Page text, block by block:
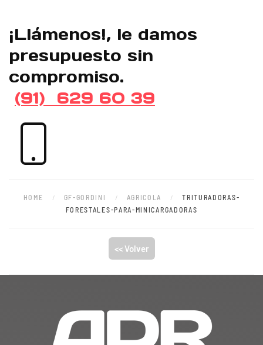
¡Llámenos!, le damos
presupuesto sin
compromiso.
(91) 629 60 39
HOME GF-GORDINI AGRICOLA
TRITURADORAS-
FORESTALES-PARA-MINICARGADORAS
<< Volver